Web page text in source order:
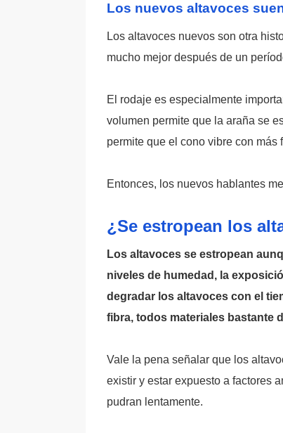
Los nuevos altavoces
Los altavoces nuevos son otra
mucho mejor después de un
El rodaje es especialmente
volumen permite que la araña se
permite que el cono vibre con más
Entonces, los nuevos hablantes
¿Se estropean los
Los altavoces se estropean
niveles de humedad, la
degradar los altavoces con el
fibra, todos materiales bastante
Vale la pena señalar que los
existir y estar expuesto a factores
pudran lentamente.